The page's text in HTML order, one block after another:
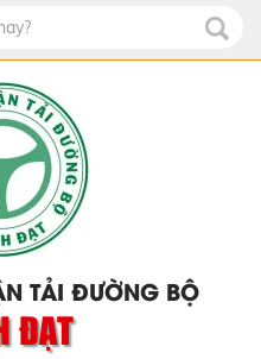
TẢI ĐƯỜNG BỘ
ĐẠT